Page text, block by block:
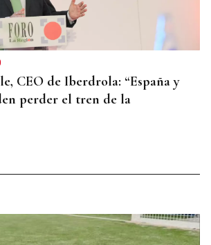
CEO de Iberdrola: “España y
perder el tren de la